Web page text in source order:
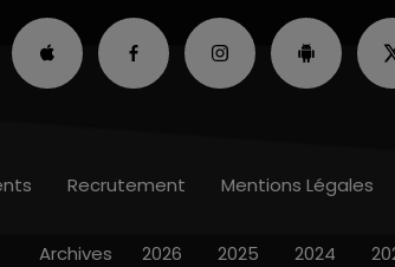
Recrutement Mentions Légales
Archives 2026 2025 2024